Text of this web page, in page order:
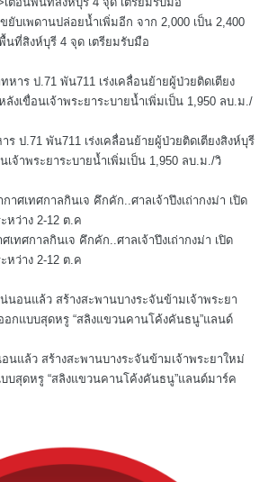
ยับเพดานปล่อยน้ำเพิ่มอีก จาก 2,000 เป็น 2,400
นที่สิงห์บุรี 4 จุด เตรียมรับมือ
ป.71 พัน711 เร่งเคลื่อนย้ายผู้ป่วยติดเตียงสิงห์บุรี
จ้าพระยาระบายน้ำเพิ่มเป็น 1,950 ลบ.ม./วิ
เทศกาลกินเจ คึกคัก..ศาลเจ้าปึงเถ่ากงม่า เปิด
หว่าง 2-12 ต.ค
นแล้ว สร้างสะพานบางระจันข้ามเจ้าพระยาใหม่
บบสุดหรู “สลิงแขวนคานโค้งคันธนู”แลนด์มาร์ค